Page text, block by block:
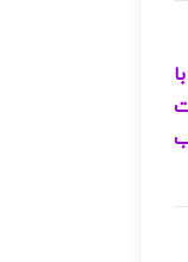
نظر به این که پیمانکار در زمینه ارائه خدمات و خدمات فنی به مقاطعه دهنده (کارفرما) فعالیت دارد قانونگذار در ماده 2 قانون نظام صنفی مصوب 1382 با